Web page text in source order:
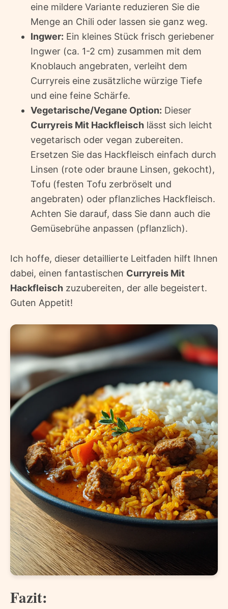
eine mildere Variante reduzieren Sie die
Menge an Chili oder lassen sie ganz weg.
Ingwer: Ein kleines Stück frisch geriebener
Ingwer (ca. 1-2 cm) zusammen mit dem
Knoblauch angebraten, verleiht dem
Curryreis eine zusätzliche würzige Tiefe
und eine feine Schärfe.
Vegetarische/Vegane Option: Dieser
Curryreis Mit Hackfleisch lässt sich leicht
vegetarisch oder vegan zubereiten.
Ersetzen Sie das Hackfleisch einfach durch
Linsen (rote oder braune Linsen, gekocht),
Tofu (festen Tofu zerbröselt und
angebraten) oder pflanzliches Hackfleisch.
Achten Sie darauf, dass Sie dann auch die
Gemüsebrühe anpassen (pflanzlich).
Ich hoffe, dieser detaillierte Leitfaden hilft Ihnen
dabei, einen fantastischen Curryreis Mit
Hackfleisch zuzubereiten, der alle begeistert.
Guten Appetit!
Fazit: